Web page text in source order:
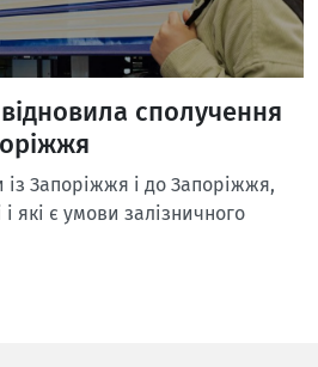
сполучення
із Запоріжжя і до Запоріжжя,
які є умови залізничного